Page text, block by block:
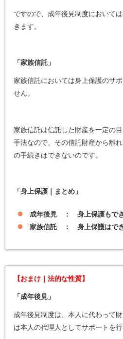
ですので、成年後見制度において
きます。
「家族信託」
家族信託においては身上保護のサ
せん。
家族信託は信託した財産を一定の
手法なので、その信託財産から離
の手続きはできないのです。
「身上保護｜まとめ」
成年後見 ： 身上保護もで
家族信託 ： 身上保護はで
【おまけ｜法的な性質】
「成年後見」
成年後見制度は、本人に代わって
は本人の代理人としてサポートを行